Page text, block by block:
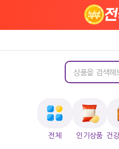
전체 인기상품 건